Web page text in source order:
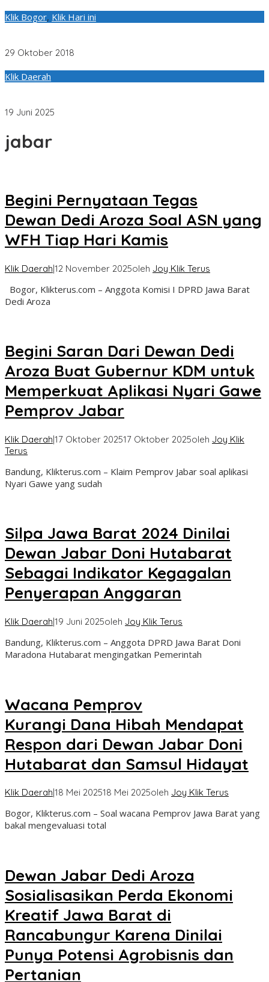
Klik Bogor, Klik Hari ini
29 Oktober 2018
Klik Daerah
19 Juni 2025
jabar
Begini Pernyataan Tegas
Dewan Dedi Aroza Soal ASN yang
WFH Tiap Hari Kamis
Klik Daerah|12 November 2025oleh Joy Klik Terus
Bogor, Klikterus.com – Anggota Komisi I DPRD Jawa Barat
Dedi Aroza
Begini Saran Dari Dewan Dedi
Aroza Buat Gubernur KDM untuk
Memperkuat Aplikasi Nyari Gawe
Pemprov Jabar
Klik Daerah|17 Oktober 202517 Oktober 2025oleh Joy Klik
Terus
Bandung, Klikterus.com – Klaim Pemprov Jabar soal aplikasi
Nyari Gawe yang sudah
Silpa Jawa Barat 2024 Dinilai
Dewan Jabar Doni Hutabarat
Sebagai Indikator Kegagalan
Penyerapan Anggaran
Klik Daerah|19 Juni 2025oleh Joy Klik Terus
Bandung, Klikterus.com – Anggota DPRD Jawa Barat Doni
Maradona Hutabarat mengingatkan Pemerintah
Wacana Pemprov
Kurangi Dana Hibah Mendapat
Respon dari Dewan Jabar Doni
Hutabarat dan Samsul Hidayat
Klik Daerah|18 Mei 202518 Mei 2025oleh Joy Klik Terus
Bogor, Klikterus.com – Soal wacana Pemprov Jawa Barat yang
bakal mengevaluasi total
Dewan Jabar Dedi Aroza
Sosialisasikan Perda Ekonomi
Kreatif Jawa Barat di
Rancabungur Karena Dinilai
Punya Potensi Agrobisnis dan
Pertanian